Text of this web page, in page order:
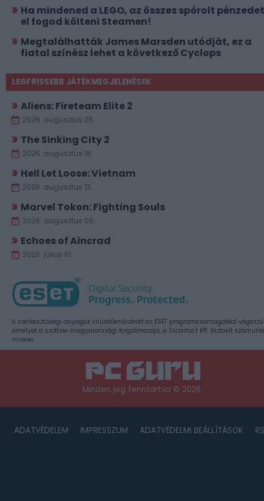
Ha mindened a LEGO, az összes spórolt pénzedet
el fogod költeni Steamen!
Megtalálhatták James Marsden utódját, ez a
fiatal színész lehet a következő Cyclops
LEGFRISSEBB JÁTÉKMEGJELENÉSEK
Aliens: Fireteam Elite 2
2026. augusztus 25.
The Sinking City 2
2026. augusztus 18.
Hell Let Loose: Vietnam
2026. augusztus 13.
Marvel Tokon: Fighting Souls
2026. augusztus 06.
Echoes of Aincrad
2026. július 10.
A szerkesztőségi anyagok vírusellenőrzését az ESET programcsomagokkal
amelyet a szoftver magyarországi forgalmazója, a Sicontact Kft. biztosít
Hirdetés
Minden jog fenntartva © 2026
ADATVÉDELEM IMPRESSZUM ADATVÉDELMI BEÁLLÍTÁSOK